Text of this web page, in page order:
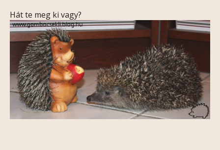
Hát te meg ki vagy?